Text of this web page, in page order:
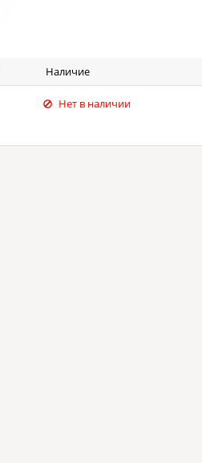
Наличие
Нет в наличии